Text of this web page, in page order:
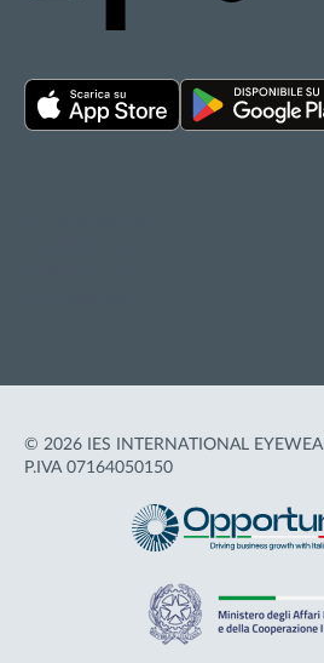
© 2026 IES INTERNATIONAL
P.IVA 07164050150